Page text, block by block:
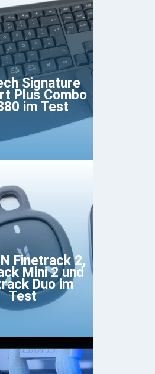
Signature
Plus Combo
im Test
Finetrack 2,
Mini 2 und
Duo im
Test